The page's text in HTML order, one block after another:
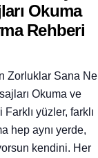
Okuma
Rehberi
Zorluklar Sana Ne
Okuma ve
yüzler, farklı
hep aynı yerde,
kendini. Her